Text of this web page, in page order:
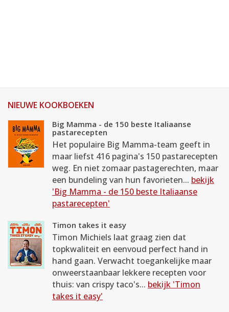
NIEUWE KOOKBOEKEN
Big Mamma - de 150 beste Italiaanse
pastarecepten
Het populaire Big Mamma-team geeft in
maar liefst 416 pagina's 150 pastarecepten
weg. En niet zomaar pastagerechten, maar
een bundeling van hun favorieten... bekijk
'Big Mamma - de 150 beste Italiaanse
pastarecepten'
Timon takes it easy
Timon Michiels laat graag zien dat
topkwaliteit en eenvoud perfect hand in
hand gaan. Verwacht toegankelijke maar
onweerstaanbaar lekkere recepten voor
thuis: van crispy taco's... bekijk 'Timon
takes it easy'